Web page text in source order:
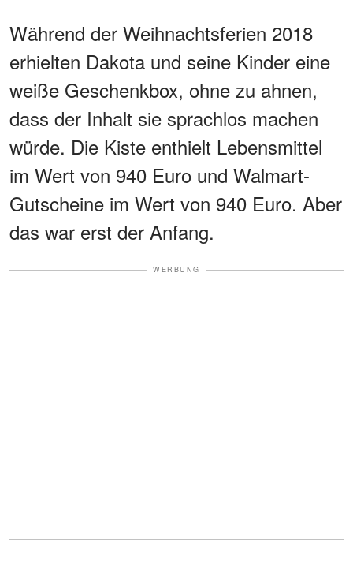
Während der Weihnachtsferien 2018
erhielten Dakota und seine Kinder eine
weiße Geschenkbox, ohne zu ahnen,
dass der Inhalt sie sprachlos machen
würde. Die Kiste enthielt Lebensmittel
im Wert von 940 Euro und Walmart-
Gutscheine im Wert von 940 Euro. Aber
das war erst der Anfang.
WERBUNG